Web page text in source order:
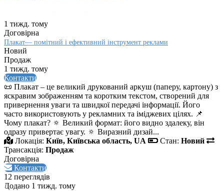
1 тижд. тому
Договірна
Плакат— помітний і ефективний інструмент реклами
Новий
Продаж
1 тижд. тому
Контакти
📜 Плакат – це великий друкований аркуш (паперу, картону) з
яскравим зображенням та коротким текстом, створений для
привернення уваги та швидкої передачі інформації. Його
часто використовують у рекламних та іміджевих цілях. 📌
Чому плакат? 🔅 Великий формат: його видно здалеку, він
одразу привертає увагу. 🔅 Виразний дизай...
Локація: Київ, Київська область, UA Стан: Новий
Трансакція: Продаж
Договірна
Контакти
12 переглядів
Додано 1 тижд. тому